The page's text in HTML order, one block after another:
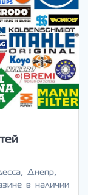
Днепр,
в наличии